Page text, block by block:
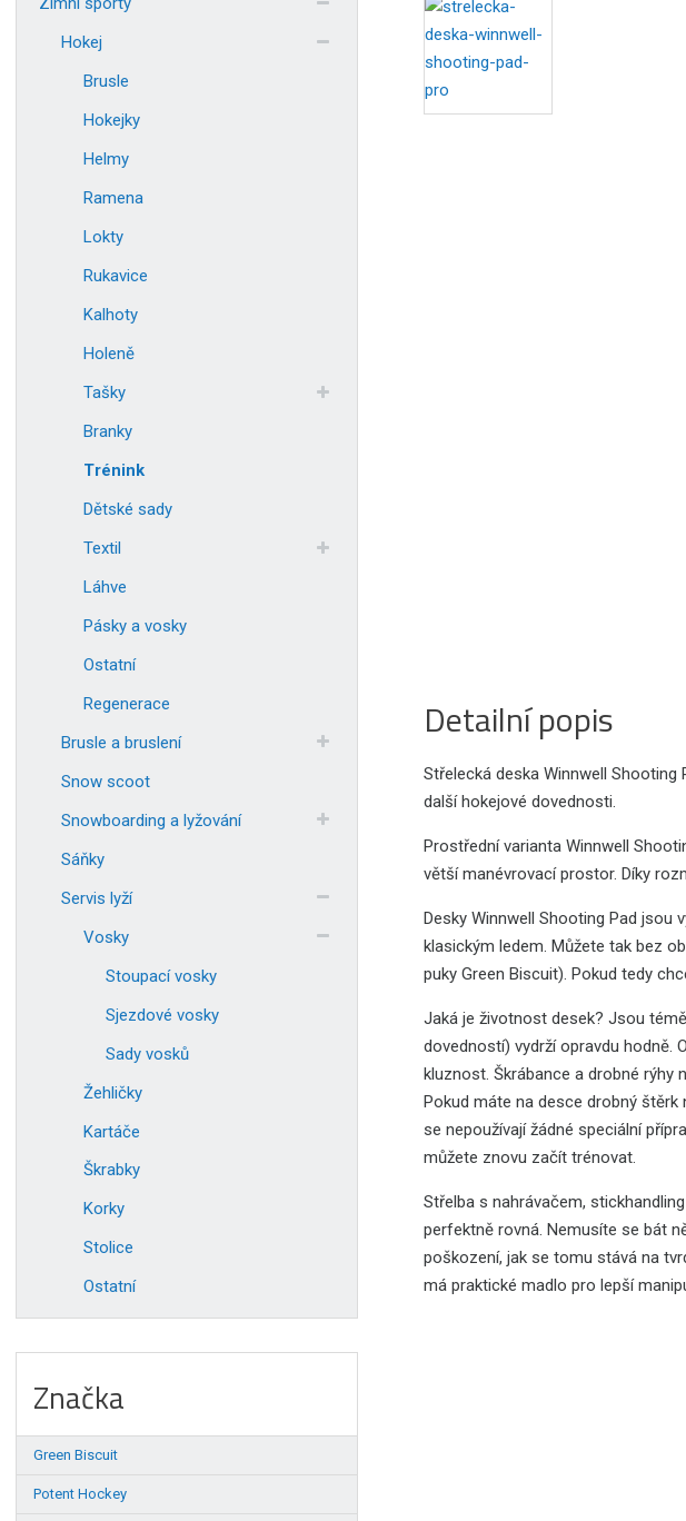
Detailní popis
Střelecká deska Winnwell
další hokejové dovednosti.
Prostřední varianta Winnwell
větší manévrovací prostor. Díky
Desky Winnwell Shooting Pad jsou
klasickým ledem. Můžete tak bez
puky Green Biscuit). Pokud tedy
Jaká je životnost desek? Jsou
dovedností) vydrží opravdu hodně.
kluznost. Škrábance a drobné rýhy
Pokud máte na desce drobný štěrk
se nepoužívají žádné speciální
můžete znovu začít trénovat.
Střelba s nahrávačem,
perfektně rovná. Nemusíte se bát
poškození, jak se tomu stává na
má praktické madlo pro lepší
Hokej
Brusle
Hokejky
Helmy
Ramena
Lokty
Rukavice
Kalhoty
Holeně
Tašky
Branky
Trénink
Dětské sady
Textil
Láhve
Pásky a vosky
Ostatní
Regenerace
Brusle a bruslení
Snow scoot
Snowboarding a lyžování
Sáňky
Servis lyží
Vosky
Stoupací vosky
Sjezdové vosky
Sady vosků
Žehličky
Kartáče
Škrabky
Korky
Stolice
Ostatní
Značka
Green Biscuit
Potent Hockey